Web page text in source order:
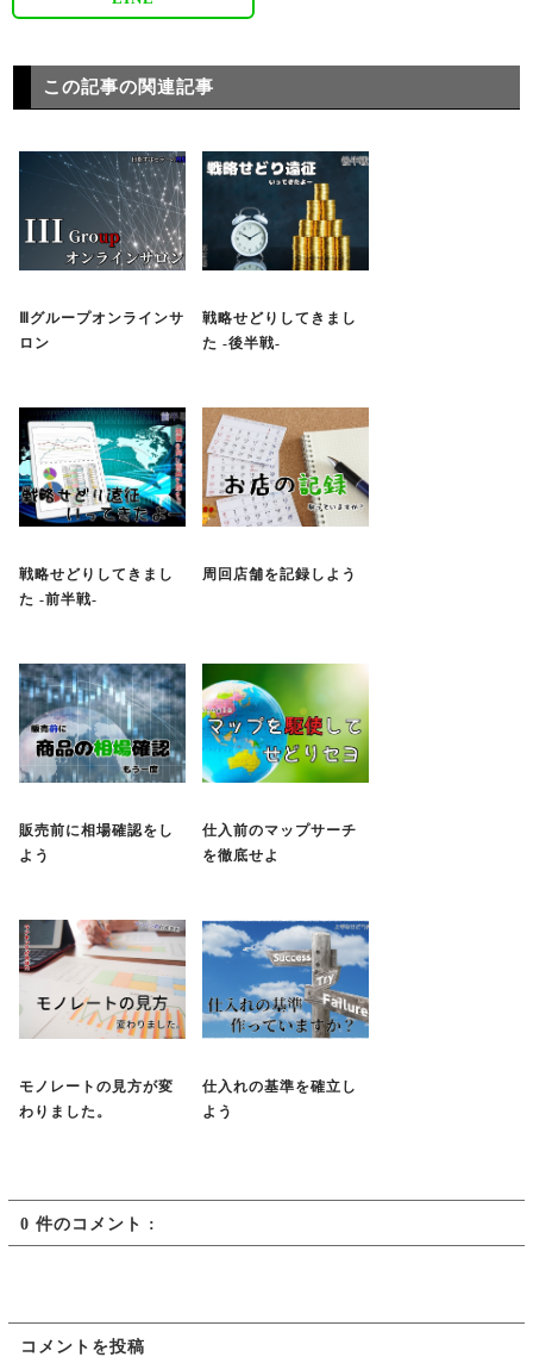
この記事の関連記事
Ⅲグループオンラインサ
ロン
戦略せどりしてきまし
た -後半戦-
戦略せどりしてきまし
た -前半戦-
周回店舗を記録しよう
販売前に相場確認をし
よう
仕入前のマップサーチ
を徹底せよ
モノレートの見方が変
わりました。
仕入れの基準を確立し
よう
0 件のコメント :
コメントを投稿